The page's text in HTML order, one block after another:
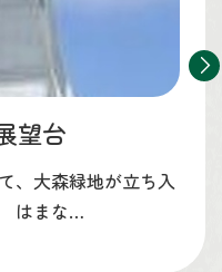
望台
、大森緑地が立ち入
はまな…